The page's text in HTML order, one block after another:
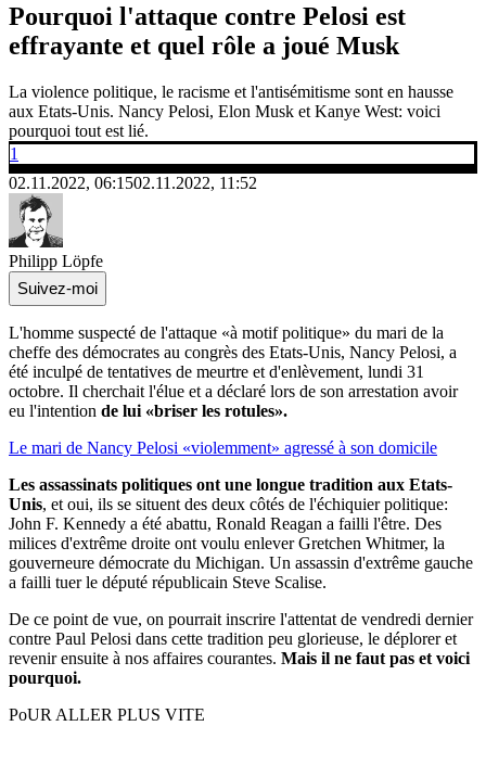
Pourquoi l'attaque contre Pelosi est
effrayante et quel rôle a joué Musk
La violence politique, le racisme et l'antisémitisme sont en hausse
aux Etats-Unis. Nancy Pelosi, Elon Musk et Kanye West: voici
pourquoi tout est lié.
1
02.11.2022, 06:1502.11.2022, 11:52
Philipp Löpfe
Suivez-moi
L'homme suspecté de l'attaque «à motif politique» du mari de la
cheffe des démocrates au congrès des Etats-Unis, Nancy Pelosi, a
été inculpé de tentatives de meurtre et d'enlèvement, lundi 31
octobre. Il cherchait l'élue et a déclaré lors de son arrestation avoir
eu l'intention de lui «briser les rotules».
Le mari de Nancy Pelosi «violemment» agressé à son domicile
Les assassinats politiques ont une longue tradition aux Etats-
Unis, et oui, ils se situent des deux côtés de l'échiquier politique:
John F. Kennedy a été abattu, Ronald Reagan a failli l'être. Des
milices d'extrême droite ont voulu enlever Gretchen Whitmer, la
gouverneure démocrate du Michigan. Un assassin d'extrême gauche
a failli tuer le député républicain Steve Scalise.
De ce point de vue, on pourrait inscrire l'attentat de vendredi dernier
contre Paul Pelosi dans cette tradition peu glorieuse, le déplorer et
revenir ensuite à nos affaires courantes. Mais il ne faut pas et voici
pourquoi.
PoUR ALLER PLUS VITE